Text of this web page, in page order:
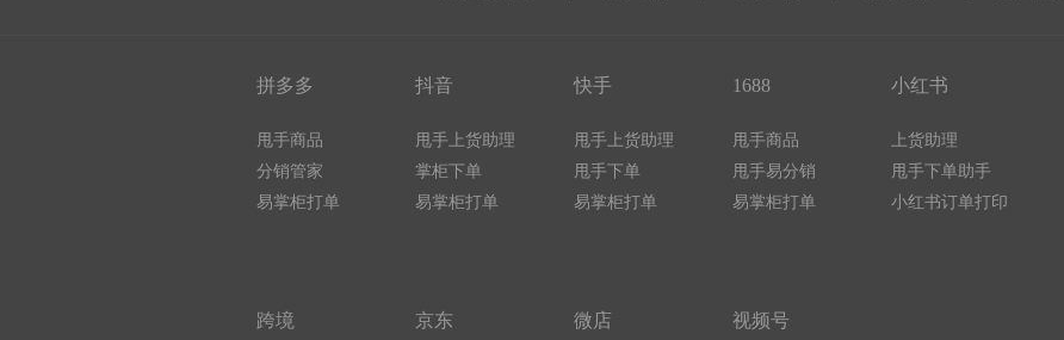
拼多多
甩手商品
分销管家
易掌柜打单
抖音
甩手上货助理
掌柜下单
易掌柜打单
快手
甩手上货助理
甩手下单
易掌柜打单
1688
甩手商品
甩手易分销
易掌柜打单
小红书
上货助理
甩手下单助手
小红书订单打印
跨境 京东 微店 视频号